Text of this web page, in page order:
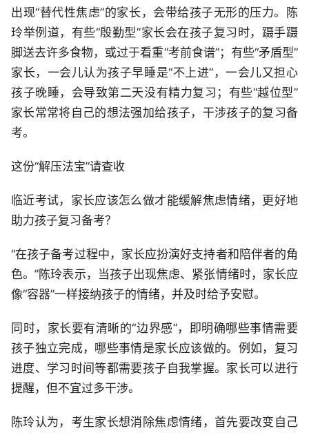
出现“替代性焦虑”的家长，会带给孩子无形的压力。陈
玲举例道，有些“殷勤型”家长会在孩子复习时，蹑手蹑
脚送去许多食物，或过于看重“考前食谱”；有些“矛盾型”
家长，一会儿认为孩子早睡是“不上进”，一会儿又担心
孩子晚睡，会导致第二天没有精力复习；有些“越位型”
家长常常将自己的想法强加给孩子，干涉孩子的复习备
考。
这份“解压法宝”请查收
临近考试，家长应该怎么做才能缓解焦虑情绪，更好地
助力孩子复习备考？
“在孩子备考过程中，家长应扮演好支持者和陪伴者的角
色。”陈玲表示，当孩子出现焦虑、紧张情绪时，家长应
像“容器”一样接纳孩子的情绪，并及时给予安慰。
同时，家长要有清晰的“边界感”，即明确哪些事情需要
孩子独立完成，哪些事情是家长应该做的。例如，复习
进度、学习时间等都需要孩子自我掌握。家长可以进行
提醒，但不宜过多干涉。
陈玲认为，考生家长想消除焦虑情绪，首先要改变自己